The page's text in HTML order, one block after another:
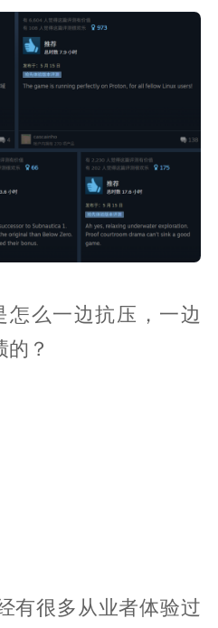
怎么一边抗压，一边
？
有很多从业者体验过